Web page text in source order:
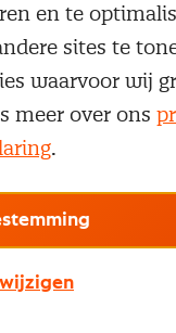
en te
sites te
waarvoor wij
meer over ons
.